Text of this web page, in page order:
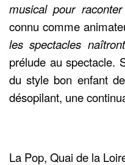
musical pour
connu comme
les spectacles
prélude au spectacle.
du style bon enfant
désopilant, une
La Pop, Quai de la